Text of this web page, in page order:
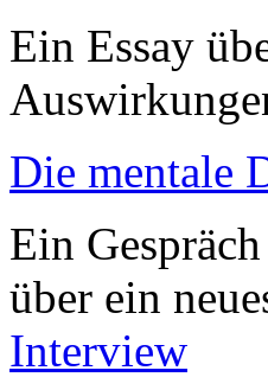
Ein Essay
Die mentale
Ein
über ein
Interview